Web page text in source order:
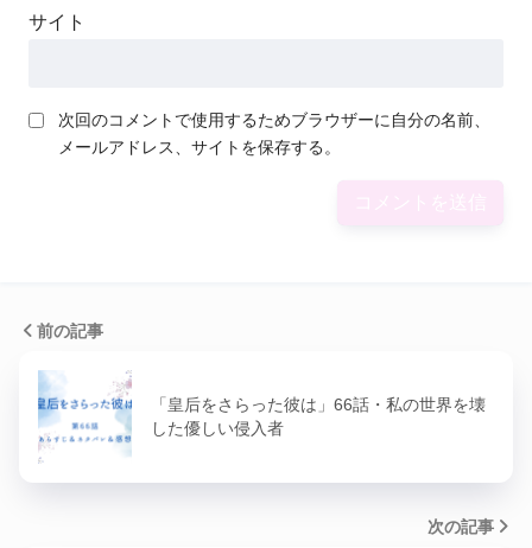
サイト
次回のコメントで使用するためブラウザーに自分の名前、
メールアドレス、サイトを保存する。
前の記事
「皇后をさらった彼は」66話・私の世界を壊
した優しい侵入者
次の記事